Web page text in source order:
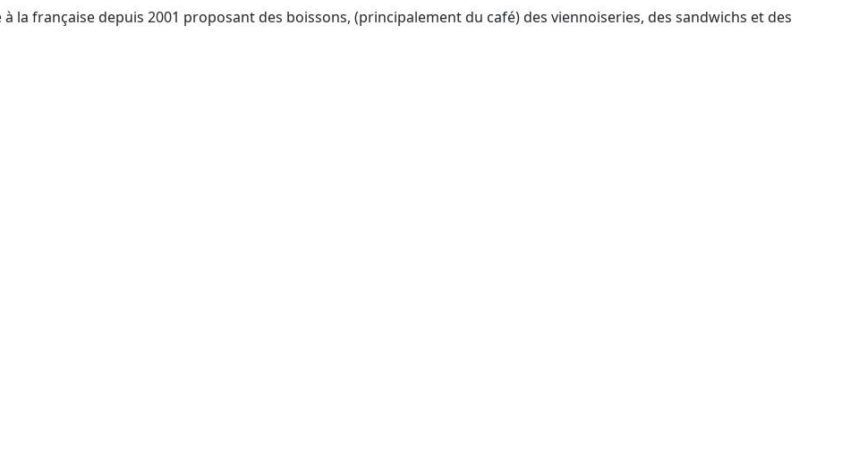
la française depuis 2001 proposant des boissons, (principalement du café) des viennoiseries, des sandwichs et des